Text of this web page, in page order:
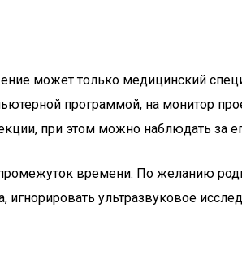
может только медицинский
программой, на монитор
при этом можно наблюдать за
времени. По желанию
ультразвуковое